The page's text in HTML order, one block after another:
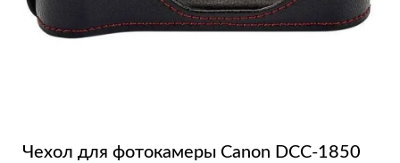
Чехол для фотокамеры Canon DCC-1850